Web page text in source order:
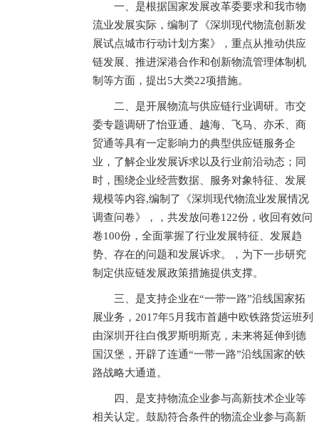
一、是根据国家发展改革委要求和我市物
流业发展实际，编制了《深圳现代物流创新发
展试点城市行动计划方案》，重点从推动供应
链发展、推进深港合作和创新物流管理体制机
制等方面，提出5大类22项措施。
二、是开展物流与供应链行业调研。市交
委专题调研了怡亚通、越海、飞马、亦禾、商
贸通等具有一定影响力的典型供应链服务企
业，了解企业发展诉求以及行业前沿动态；同
时，围绕企业经营数据、服务对象特征、发展
规模等内容,编制了《深圳现代物流业发展情况
调查问卷》，，共发放问卷122份，收回有效问
卷100份，全面掌握了行业发展特征、发展趋
势、存在的问题和发展诉求。，为下一步研究
制定供应链发展政策措施提供支撑。
三、是支持企业在“一带一路”沿线国家拓
展业务，2017年5月我市首趟中欧铁路货运班列
由深圳开往白俄罗斯明斯克，未来将延伸到德
国汉堡，开辟了连通“一带一路”沿线国家的铁
路战略大通道。
四、是支持物流企业参与高新技术企业等
相关认定。鼓励符合条件的物流企业参与高新